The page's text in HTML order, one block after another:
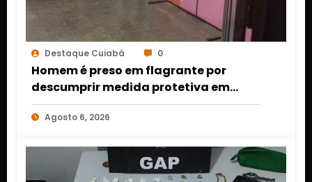
Destaque Cuiabá 0
Homem é preso em flagrante por
descumprir medida protetiva em
Cuiabá após acionamento de botão
do pânico
Agosto 6, 2026